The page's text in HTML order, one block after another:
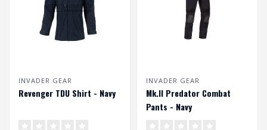
INVADER GEAR
Revenger TDU Shirt - Navy
INVADER GEAR
Mk.II Predator Combat
Pants - Navy